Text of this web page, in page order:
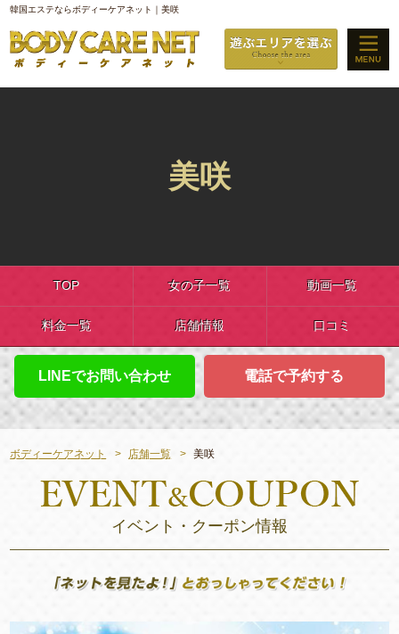
韓国エステならボディーケアネット｜美咲
美咲
TOP 女の子一覧 動画一覧
料金一覧 店舗情報 口コミ
LINEでお問い合わせ 電話で予約する
ボディーケアネット 店舗一覧 美咲
イベント・クーポン情報